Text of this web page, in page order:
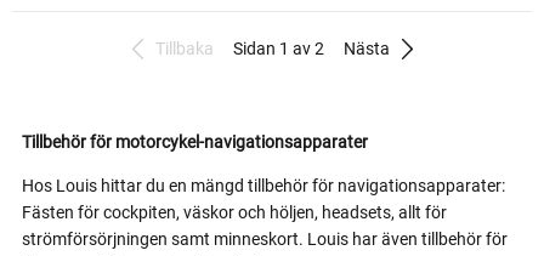
Tillbaka Sidan 1 av 2 Nästa
Tillbehör för motorcykel-navigationsapparater
Hos Louis hittar du en mängd tillbehör för navigationsapparater:
Fästen för cockpiten, väskor och höljen, headsets, allt för
strömförsörjningen samt minneskort. Louis har även tillbehör för